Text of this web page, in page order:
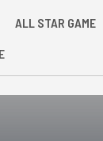
ALL STAR GAME